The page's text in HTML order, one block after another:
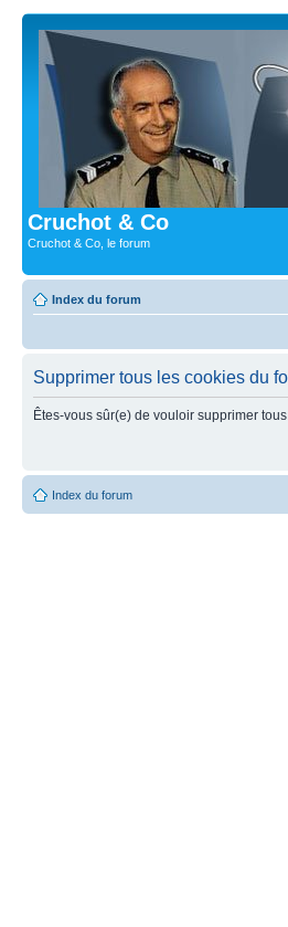
Cruchot & Co
Cruchot & Co, le forum
Index du forum
Supprimer tous les cookies du
Êtes-vous sûr(e) de vouloir supprimer
Index du forum